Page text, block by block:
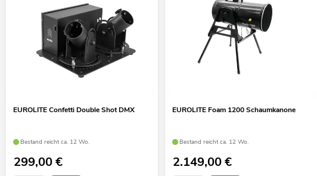
EUROLITE Confetti Double Shot DMX
Bestand reicht ca. 12 Wo.
299,00€
EUROLITE Foam 1200 Schaumkanone
Bestand reicht ca. 12 Wo.
2.149,00€